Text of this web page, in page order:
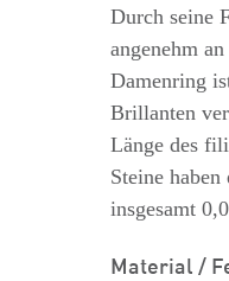
Durch seine
angenehm
Damenring
Brillanten
Länge des
Steine
insgesamt
Material /